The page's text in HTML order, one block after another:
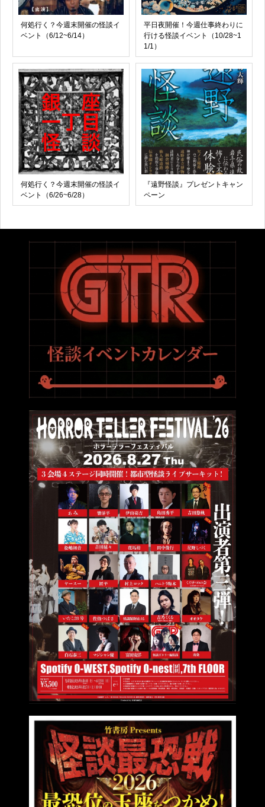
何処行く？今週末開催の怪談イ
ベント（6/12~6/14）
平日夜開催！今週仕事終わりに
行ける怪談イベント（10/28~1
1/1）
何処行く？今週末開催の怪談イ
ベント（6/26~6/28）
『遠野怪談』プレゼントキャン
ペーン